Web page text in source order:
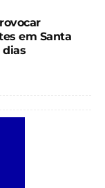
em Santa
dias